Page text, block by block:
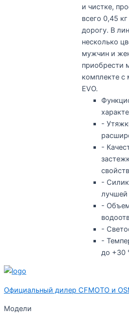
и чистке,
всего 0,45
дорогу. В
несколько
мужчин и
приобрести
комплекте с
EVO.
-
-
-
лучшей
-
-
-
до +30
Официальный дилер CFMOTO и
Модели